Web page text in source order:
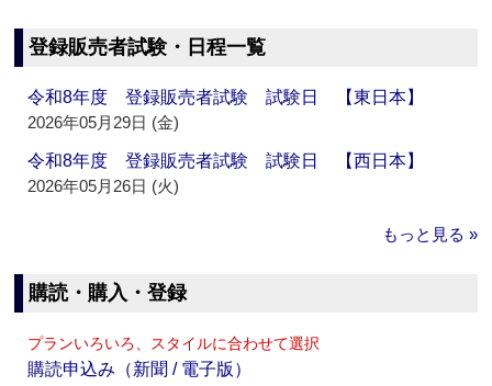
登録販売者試験・日程一覧
令和8年度 登録販売者試験 試験日 【東日本】
2026年05月29日 (金)
令和8年度 登録販売者試験 試験日 【西日本】
2026年05月26日 (火)
もっと見る »
購読・購入・登録
プランいろいろ、スタイルに合わせて選択
購読申込み（新聞 / 電子版）